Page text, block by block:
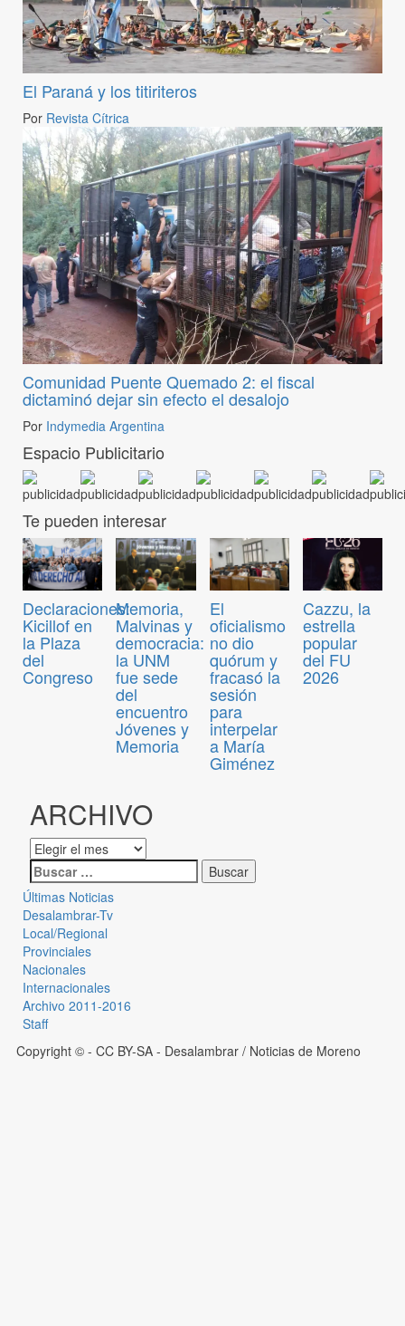
El Paraná y los titiriteros
Por Revista Cítrica
Comunidad Puente Quemado 2: el fiscal
dictaminó dejar sin efecto el desalojo
Por Indymedia Argentina
Espacio Publicitario
Te pueden interesar
Declaraciones:
Kicillof en
la Plaza
del
Congreso
Memoria,
Malvinas y
democracia:
la UNM
fue sede
del
encuentro
Jóvenes y
Memoria
El
oficialismo
no dio
quórum y
fracasó la
sesión
para
interpelar
a María
Giménez
Cazzu, la
estrella
popular
del FU
2026
ARCHIVO
Últimas Noticias
Desalambrar-Tv
Local/Regional
Provinciales
Nacionales
Internacionales
Archivo 2011-2016
Staff
Copyright © - CC BY-SA - Desalambrar / Noticias de Moreno